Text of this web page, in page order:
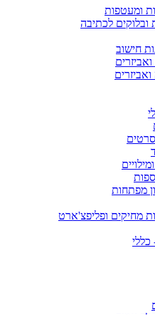
ומעטפות
לכתיבה
חישוב
מפתחות
מחיקים ופליפצ'ארט